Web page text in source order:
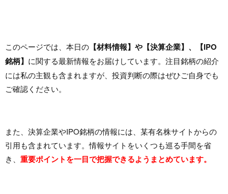
このページでは、本日の 【材料情報】や【決算企業】、【IPO
銘柄】 に関する最新情報をお届けしています。注目銘柄の紹介
には私の主観も含まれますが、投資判断の際はぜひご自身でも
ご確認ください。
また、決算企業やIPO銘柄の情報には、某有名株サイトからの
引用も含まれています。情報サイトをいくつも巡る手間を省
き、 重要ポイントを一目で把握できるようまとめています。